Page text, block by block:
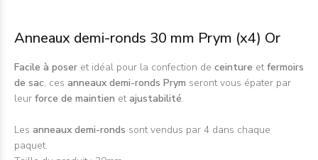
Anneaux demi-ronds 30 mm Prym (x4) Or
Facile à poser et idéal pour la confection de ceinture etfermoirs
de sac, ces anneaux demi-ronds Prym seront vous épater par
leur force de maintien etajustabilité.
Les anneaux demi-ronds sont vendus par 4 dans chaque
paquet.